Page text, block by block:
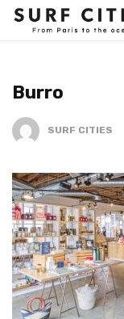
Burro
SURF CITIES